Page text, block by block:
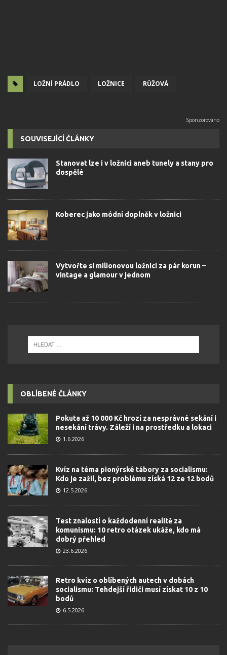
LOŽNÍ PRÁDLO LOŽNICE RŮŽOVÁ
SOUVISEJÍCÍ ČLÁNKY
Stanovat lze i v ložnici aneb tunely a stany pro
dospělé
Koberec jako módní doplněk v ložnici
Vytvořte si milionovou ložnici za pár korun –
vintage a glamour v jednom
OBLÍBENÉ ČLÁNKY
Pokuta až 10 000 Kč hrozí za nesprávné sekání i
nesekání trávy. Záleží i na prostředku a lokaci
1.6.2026
Kvíz na téma pionýrské tábory za socialismu:
Kdo je zažil, bez problému získá 12 ze 12 bodů
12.5.2026
Test znalostí o každodenní realitě za
komunismu: 10 retro otázek ukáže, kdo má
dobrý přehled
23.6.2026
Retro kvíz o oblíbených autech v dobách
socialismu: Tehdejší řidiči musí získat 10 z 10
bodů
6.5.2026